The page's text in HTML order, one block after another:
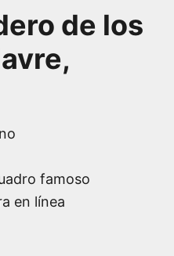
de los
famoso
en línea